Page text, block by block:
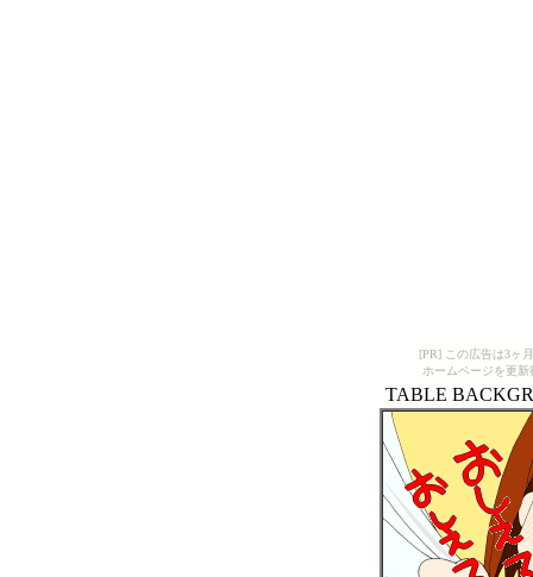
[PR] この広告は3ヶ
ホームページを更
TABLE